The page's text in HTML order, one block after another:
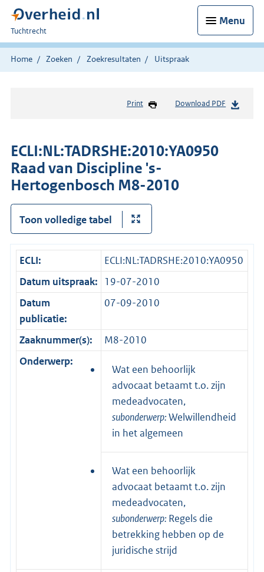
Menu
U
bent
hier:
Tuchtrecht
Home Zoeken Zoekresultaten Uitspraak
Print Download PDF
ECLI:NL:TADRSHE:2010:YA0950
Raad van Discipline 's-
Hertogenbosch M8-2010
Toon volledige tabel
ECLI:
ECLI:NL:TADRSHE:2010:YA0950
Datum uitspraak:
19-07-2010
Datum
publicatie:
07-09-2010
Zaaknummer(s):
M8-2010
Onderwerp:
Wat een behoorlijk
advocaat betaamt t.o. zijn
medeadvocaten,
subonderwerp:Welwillendheid
in het algemeen
Wat een behoorlijk
advocaat betaamt t.o. zijn
medeadvocaten,
subonderwerp: Regels die
betrekking hebben op de
juridische strijd